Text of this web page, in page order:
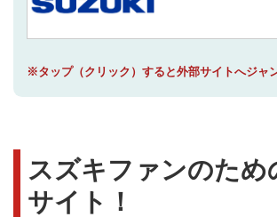
※タップ（クリック）すると外部サイトへジャ
スズキファンのため
サイト！